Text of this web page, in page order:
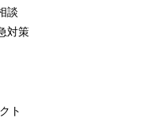
談
対策
ト